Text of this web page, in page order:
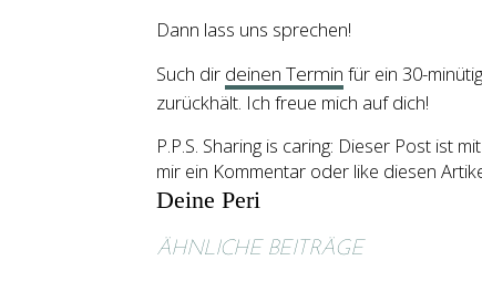
Dann lass uns sprechen!
Such dir deinen Termin für ein 30-
zurückhält. Ich freue mich auf dich!
P.P.S. Sharing is caring: Dieser Post ist
mir ein Kommentar oder like diesen
Deine Peri
ÄHNLICHE BEITRÄGE